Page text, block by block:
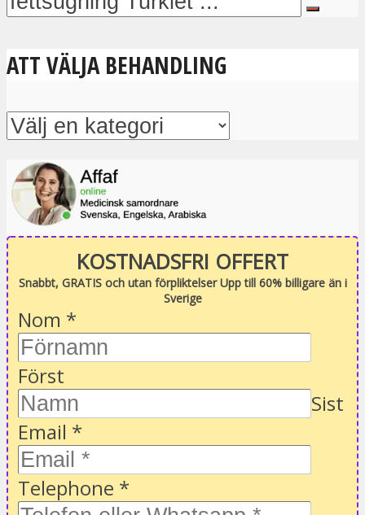
ATT VÄLJA BEHANDLING
KOSTNADSFRI OFFERT
Snabbt, GRATIS och utan förpliktelser Upp till 60% billigare än i
Sverige
Nom *
Först
Sist
Email *
Telephone *